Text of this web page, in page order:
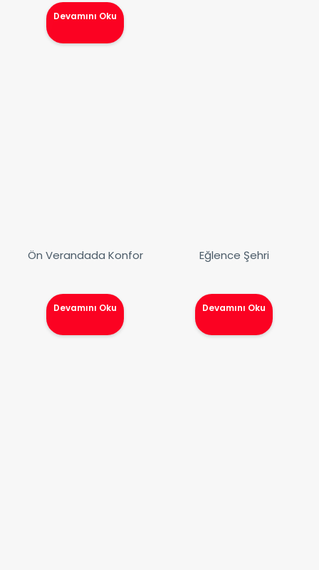
Devamını Oku
Ön Verandada Konfor
Devamını Oku
Eğlence Şehri
Devamını Oku